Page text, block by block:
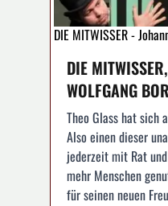
DIE MITWISSER -
DIE
WOLFGANG
Theo Glass hat sich
Also einen dieser
jederzeit mit Rat
mehr Menschen
für seinen neuen